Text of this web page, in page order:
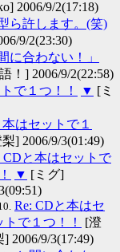
2006/9/2(17:18)
ら許します。(笑)
9/2(23:30)
に合わない！」
！] 2006/9/2(22:58)
で１つ！！ ▼ [ミ
はセットで１
] 2006/9/3(01:49)
CDと本はセットで
▼ [ミグ]
Re: CDと本はセ
トで１つ！！
[澄
] 2006/9/3(17:49)